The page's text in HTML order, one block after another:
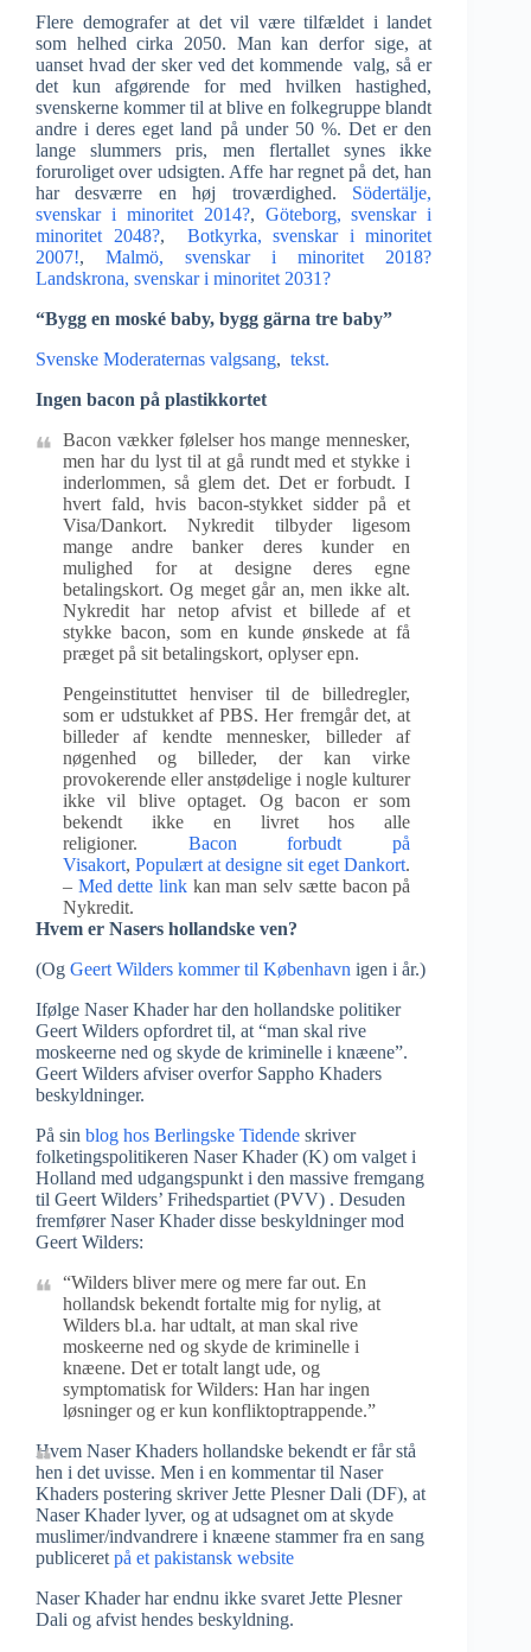
Flere demografer at det vil være tilfældet i landet
som helhed cirka 2050. Man kan derfor sige, at
uanset hvad der sker ved det kommende valg, så er
det kun afgørende for med hvilken hastighed,
svenskerne kommer til at blive en folkegruppe blandt
andre i deres eget land på under 50 %. Det er den
lange slummers pris, men flertallet synes ikke
foruroliget over udsigten. Affe har regnet på det, han
har desværre en høj troværdighed. Södertälje,
svenskar i minoritet 2014?, Göteborg, svenskar i
minoritet 2048?, Botkyrka, svenskar i minoritet
2007!,Malmö, svenskar i minoritet 2018?
Landskrona, svenskar i minoritet 2031?
“Bygg en moské baby, bygg gärna tre baby”
Svenske Moderaternas valgsang, tekst.
Ingen bacon på plastikkortet
Bacon vækker følelser hos mange mennesker,
men har du lyst til at gå rundt med et stykke i
inderlommen, så glem det. Det er forbudt. I
hvert fald, hvis bacon-stykket sidder på et
Visa/Dankort. Nykredit tilbyder ligesom
mange andre banker deres kunder en
mulighed for at designe deres egne
betalingskort. Og meget går an, men ikke alt.
Nykredit har netop afvist et billede af et
stykke bacon, som en kunde ønskede at få
præget på sit betalingskort, oplyser epn.
Pengeinstituttet henviser til de billedregler,
som er udstukket af PBS. Her fremgår det, at
billeder af kendte mennesker, billeder af
nøgenhed og billeder, der kan virke
provokerende eller anstødelige i nogle kulturer
ikke vil blive optaget. Og bacon er som
bekendt ikke en livret hos alle
religioner. Bacon forbudt på
Visakort,Populært at designe sit eget Dankort.
– Med dette link kan man selv sætte bacon på
Nykredit.
Hvem er Nasers hollandske ven?
(Og Geert Wilders kommer til København igen i år.)
Ifølge Naser Khader har den hollandske politiker
Geert Wilders opfordret til, at “man skal rive
moskeerne ned og skyde de kriminelle i knæene”.
Geert Wilders afviser overfor Sappho Khaders
beskyldninger.
På sin blog hos Berlingske Tidende skriver
folketingspolitikeren Naser Khader (K) om valget i
Holland med udgangspunkt i den massive fremgang
til Geert Wilders’ Frihedspartiet (PVV) . Desuden
fremfører Naser Khader disse beskyldninger mod
Geert Wilders:
“Wilders bliver mere og mere far out. En
hollandsk bekendt fortalte mig for nylig, at
Wilders bl.a. har udtalt, at man skal rive
moskeerne ned og skyde de kriminelle i
knæene. Det er totalt langt ude, og
symptomatisk for Wilders: Han har ingen
løsninger og er kun konfliktoptrappende.”
Hvem Naser Khaders hollandske bekendt er får stå
hen i det uvisse. Men i en kommentar til Naser
Khaders postering skriver Jette Plesner Dali (DF), at
Naser Khader lyver, og at udsagnet om at skyde
muslimer/indvandrere i knæene stammer fra en sang
publiceret på et pakistansk website
Naser Khader har endnu ikke svaret Jette Plesner
Dali og afvist hendes beskyldning.